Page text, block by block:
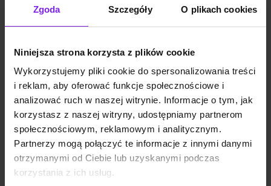
Zgoda Szczegóły O plikach cookies
Niniejsza strona korzysta z plików cookie
Wykorzystujemy pliki cookie do spersonalizowania treści
i reklam, aby oferować funkcje społecznościowe i
analizować ruch w naszej witrynie. Informacje o tym, jak
korzystasz z naszej witryny, udostępniamy partnerom
społecznościowym, reklamowym i analitycznym.
Partnerzy mogą połączyć te informacje z innymi danymi
otrzymanymi od Ciebie lub uzyskanymi podczas
korzystania z ich usług.
Jakie są typy reklam Meta Ads? Formaty
na 2026
Marketing